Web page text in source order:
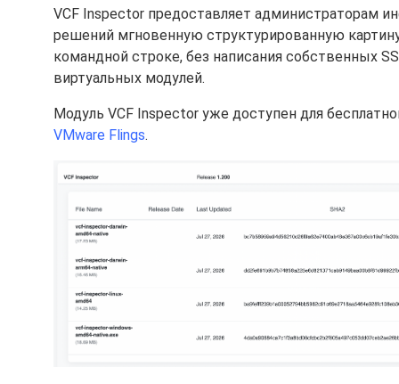
VCF Inspector предоставляет администраторам
решений мгновенную структурированную
командной строке, без написания собственных
виртуальных модулей.
Модуль VCF Inspector уже доступен для
VMware Flings.